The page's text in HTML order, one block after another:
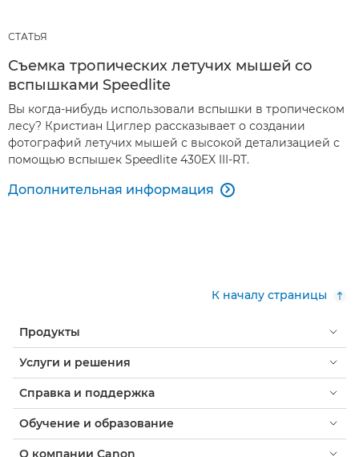
СТАТЬЯ
Съемка тропических летучих мышей со
вспышками Speedlite
Вы когда-нибудь использовали вспышки в тропическом
лесу? Кристиан Циглер рассказывает о создании
фотографий летучих мышей с высокой детализацией с
помощью вспышек Speedlite 430EX III-RT.
Дополнительная информация 
К началу страницы
Продукты
Услуги и решения
Справка и поддержка
Обучение и образование
О компании Canon